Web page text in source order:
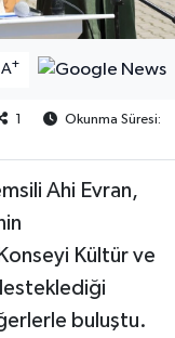
A+
1
Okunma Süresi:
Ahi Evran,
Kültür ve
buluştu.